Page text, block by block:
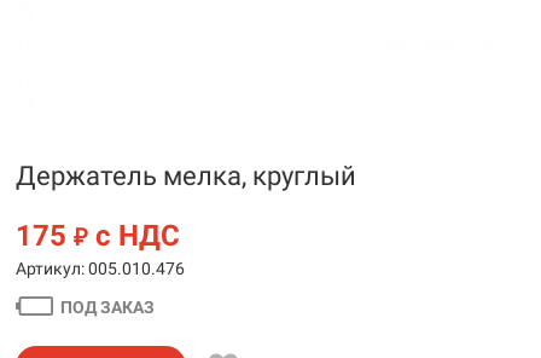
Держатель мелка, круглый
175 ₽ с НДС
Артикул: 005.010.476
ПОД ЗАКАЗ